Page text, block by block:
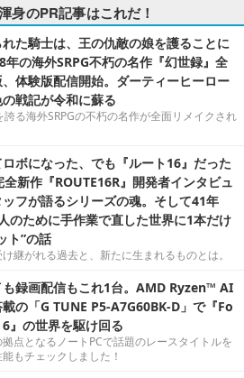
身のPR記事はこれだ！
た騎士は、王の仇敵の娘を護ることに
の海外SRPG不朽の名作『幻世録』全
体験版配信開始。ダーティーヒーロー
戦記が令和に蘇る
る海外SRPGの不朽の名作が全面リメイクされ
ボになった、でも『ルート16』だった
新作『ROUTE16R』開発者インタビュ
フが語るシリーズの魂。そして41年
のために手作業で直した世界に1本だけ
ト”の話
継がれる過去と、新たに生まれるものとは。
も録画配信もこれ1台。AMD Ryzen™ AI
の「G TUNE P5-A7G60BK-D」で『Fo
』の世界を駆け回る
点となるノートPCで話題のレースタイトルを
もチェックしました！